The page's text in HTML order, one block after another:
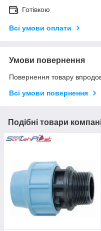
Готівкою
Всі умови оплати
Умови повернення
Повернення товару
Всі умови повернення
Подібні товари